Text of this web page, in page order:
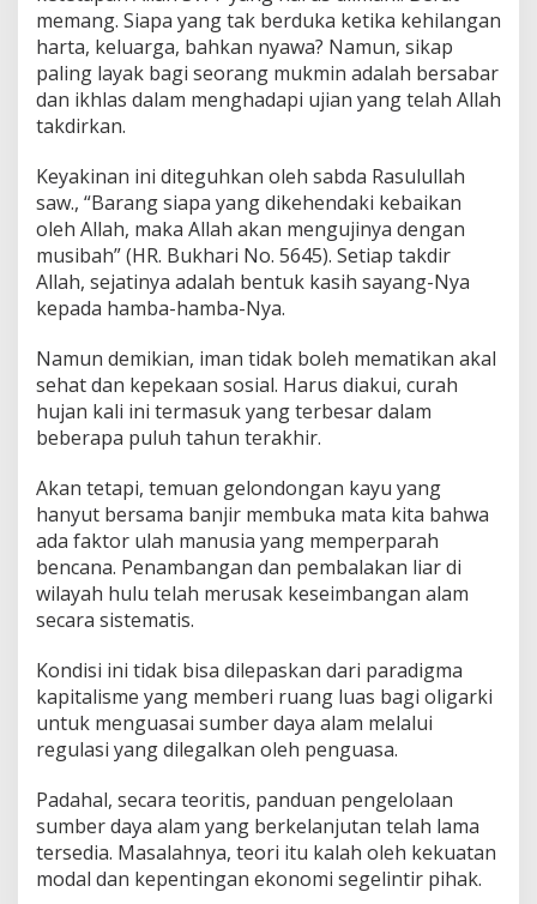
memang. Siapa yang tak berduka ketika kehilangan
harta, keluarga, bahkan nyawa? Namun, sikap
paling layak bagi seorang mukmin adalah bersabar
dan ikhlas dalam menghadapi ujian yang telah Allah
takdirkan.
Keyakinan ini diteguhkan oleh sabda Rasulullah
saw., “Barang siapa yang dikehendaki kebaikan
oleh Allah, maka Allah akan mengujinya dengan
musibah” (HR. Bukhari No. 5645). Setiap takdir
Allah, sejatinya adalah bentuk kasih sayang-Nya
kepada hamba-hamba-Nya.
Namun demikian, iman tidak boleh mematikan akal
sehat dan kepekaan sosial. Harus diakui, curah
hujan kali ini termasuk yang terbesar dalam
beberapa puluh tahun terakhir.
Akan tetapi, temuan gelondongan kayu yang
hanyut bersama banjir membuka mata kita bahwa
ada faktor ulah manusia yang memperparah
bencana. Penambangan dan pembalakan liar di
wilayah hulu telah merusak keseimbangan alam
secara sistematis.
Kondisi ini tidak bisa dilepaskan dari paradigma
kapitalisme yang memberi ruang luas bagi oligarki
untuk menguasai sumber daya alam melalui
regulasi yang dilegalkan oleh penguasa.
Padahal, secara teoritis, panduan pengelolaan
sumber daya alam yang berkelanjutan telah lama
tersedia. Masalahnya, teori itu kalah oleh kekuatan
modal dan kepentingan ekonomi segelintir pihak.